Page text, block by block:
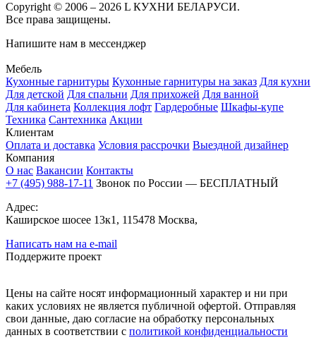
Copyright © 2006 – 2026 L КУХНИ БЕЛАРУСИ.
Все права защищены.
Напишите нам в мессенджер
Мебель
Кухонные гарнитуры Кухонные гарнитуры на заказ Для кухни
Для детской Для спальни Для прихожей Для ванной
Для кабинета Коллекция лофт Гардеробные Шкафы-купе
Техника Сантехника Акции
Клиентам
Оплата и доставка Условия рассрочки Выездной дизайнер
Компания
О нас Вакансии Контакты
+7 (495) 988-17-11 Звонок по России — БЕСПЛАТНЫЙ
Адрес:
Каширское шосее 13к1, 115478 Москва,
Написать нам на e-mail
Поддержите проект
Цены на сайте носят информационный характер и ни при
каких условиях не является публичной офертой. Отправляя
свои данные, даю согласие на обработку персональных
данных в соответствии с политикой конфиденциальности